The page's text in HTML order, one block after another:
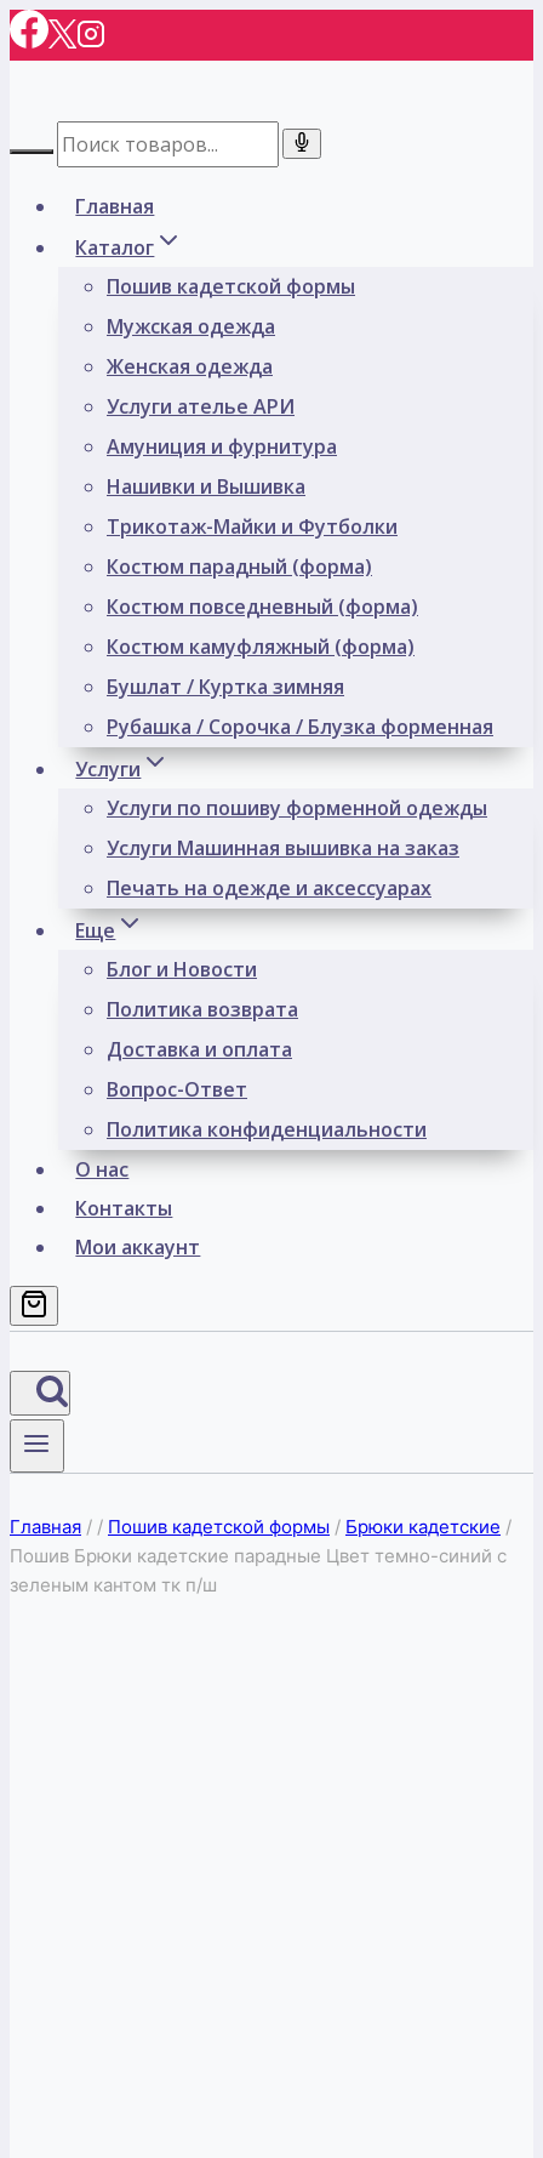
Перейти
к
Главная
Каталог
Пошив кадетской формы
Мужская одежда
Женская одежда
Услуги ателье АРИ
Амуниция и фурнитура
Нашивки и Вышивка
Трикотаж-Майки и Футболки
Костюм парадный (форма)
Костюм повседневный (форма)
Костюм камуфляжный (форма)
Бушлат / Куртка зимняя
Рубашка / Сорочка / Блузка форменная
Услуги
Услуги по пошиву форменной одежды
Услуги Машинная вышивка на заказ
Печать на одежде и аксессуарах
Еще
Блог и Новости
Политика возврата
Доставка и оплата
Вопрос-Ответ
Политика конфиденциальности
О нас
Контакты
Мои аккаунт
Главная / / Пошив кадетской формы / Брюки кадетские /
Пошив Брюки кадетские парадные Цвет темно-синий с
зеленым кантом тк п/ш